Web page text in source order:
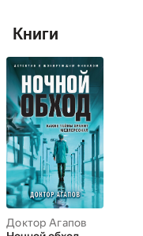
Книги
Доктор Агапов